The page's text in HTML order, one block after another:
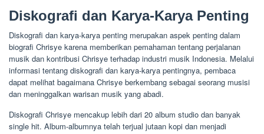
Diskografi dan Karya-Karya Penting
Diskografi dan karya-karya penting merupakan aspek penting dalam
biografi Chrisye karena memberikan pemahaman tentang perjalanan
musik dan kontribusi Chrisye terhadap industri musik Indonesia. Melalui
informasi tentang diskografi dan karya-karya pentingnya, pembaca
dapat melihat bagaimana Chrisye berkembang sebagai seorang musisi
dan meninggalkan warisan musik yang abadi.
Diskografi Chrisye mencakup lebih dari 20 album studio dan banyak
single hit. Album-albumnya telah terjual jutaan kopi dan menjadi